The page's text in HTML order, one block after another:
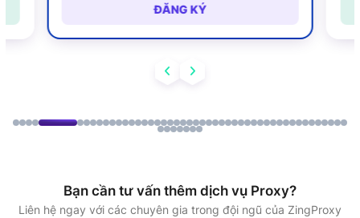
ĐĂNG KÝ
Bạn cần tư vấn thêm dịch vụ Proxy?
Liên hệ ngay với các chuyên gia trong đội ngũ của ZingProxy